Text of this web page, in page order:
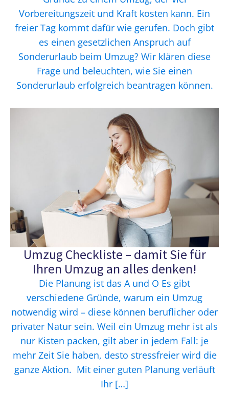
Vorbereitungszeit und Kraft kosten kann. Ein
freier Tag kommt dafür wie gerufen. Doch gibt
es einen gesetzlichen Anspruch auf
Sonderurlaub beim Umzug? Wir klären diese
Frage und beleuchten, wie Sie einen
Sonderurlaub erfolgreich beantragen können.
Umzug Checkliste – damit Sie für
Ihren Umzug an alles denken!
Die Planung ist das A und O Es gibt
verschiedene Gründe, warum ein Umzug
notwendig wird – diese können beruflicher oder
privater Natur sein. Weil ein Umzug mehr ist als
nur Kisten packen, gilt aber in jedem Fall: je
mehr Zeit Sie haben, desto stressfreier wird die
ganze Aktion. Mit einer guten Planung verläuft
Ihr […]